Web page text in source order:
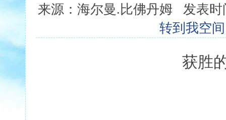
来源：海尔曼.比佛丹姆 发表
转到我空间
获胜的机